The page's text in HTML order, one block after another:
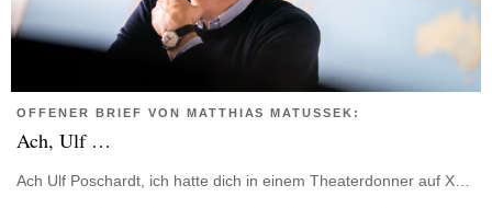
OFFENER BRIEF VON MATTHIAS MATUSSEK:
Ach, Ulf …
Ach Ulf Poschardt, ich hatte dich in einem Theaterdonner auf X…